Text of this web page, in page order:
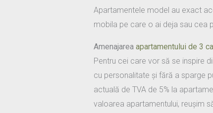
Apartamentele model au exact
mobila pe care o ai deja sau cea
Amenajarea apartamentului de 3
Pentru cei care vor să se inspire
cu personalitate și fără a sparge
actuală de TVA de 5% la
valoarea apartamentului, reușim